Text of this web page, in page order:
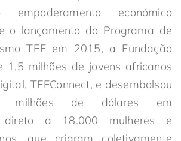
económico
o lançamento do Programa de
TEF em 2015, a Fundação
1,5 milhões de jovens africanos
TEFConnect, e desembolsou
milhões de dólares em
direto a 18.000 mulheres e